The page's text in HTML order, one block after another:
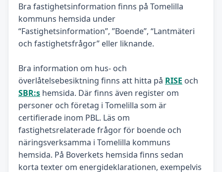
Bra fastighetsinformation finns på Tomelilla
kommuns hemsida under
“Fastighetsinformation”, ”Boende”, “Lantmäteri
och fastighetsfrågor” eller liknande.
Bra information om hus- och
överlåtelsebesiktning finns att hitta på RISE och
SBR:s hemsida. Där finns även register om
personer och företag i Tomelilla som är
certifierade inom PBL. Läs om
fastighetsrelaterade frågor för boende och
näringsverksamma i Tomelilla kommuns
hemsida. På Boverkets hemsida finns sedan
korta texter om energideklarationen, exempelvis